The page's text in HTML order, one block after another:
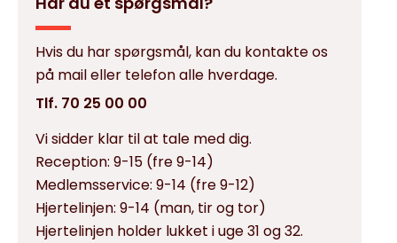
Hvis du har spørgsmål, kan du kontakte os
på mail eller telefon alle hverdage.
Tlf. 70 25 00 00
Vi sidder klar til at tale med dig.
Reception: 9-15 (fre 9-14)
Medlemsservice: 9-14 (fre 9-12)
Hjertelinjen: 9-14 (man, tir og tor)
Hjertelinjen holder lukket i uge 31 og 32.